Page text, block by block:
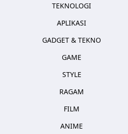
TEKNOLOGI
APLIKASI
GADGET & TEKNO
GAME
STYLE
RAGAM
FILM
ANIME